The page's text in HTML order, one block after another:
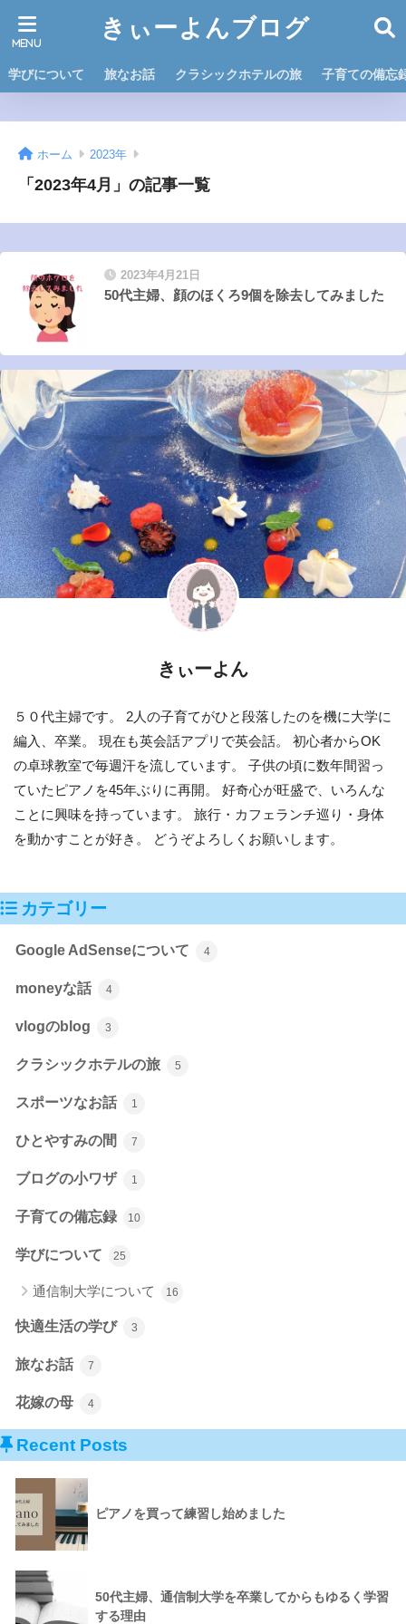
きぃーよんブログ
学びについて 旅なお話 クラシックホテルの旅 子育ての備忘
ホーム 2023年
「2023年4月」の記事一覧
2023年4月21日
50代主婦、顔のほくろ9個を除去してみました
きぃーよん
５０代主婦です。 2人の子育てがひと段落したのを機に大学に
編入、卒業。 現在も英会話アプリで英会話。 初心者からOK
の卓球教室で毎週汗を流しています。 子供の頃に数年間習っ
ていたピアノを45年ぶりに再開。 好奇心が旺盛で、いろんな
ことに興味を持っています。 旅行・カフェランチ巡り・身体
を動かすことが好き。 どうぞよろしくお願いします。
カテゴリー
Google AdSenseについて 4
moneyな話 4
vlogのblog 3
クラシックホテルの旅 5
スポーツなお話 1
ひとやすみの間 7
ブログの小ワザ 1
子育ての備忘録 10
学びについて 25
通信制大学について 16
快適生活の学び 3
旅なお話 7
花嫁の母 4
Recent Posts
ピアノを買って練習し始めました
50代主婦、通信制大学を卒業してからもゆるく学習
する理由